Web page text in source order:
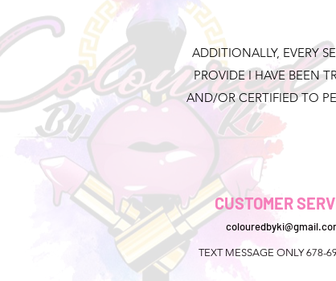
ADDITIONALLY, EVERY
PROVIDE I HAVE BEEN
AND/OR CERTIFIED TO
CUSTOMER
TEXT MESSAGE ONLY 678-